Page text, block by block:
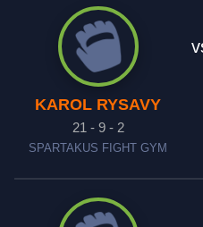
KAROL RYSAVY
21 - 9 - 2
SPARTAKUS FIGHT GYM